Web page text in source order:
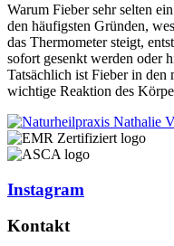
Warum Fieber sehr selten
den häufigsten Gründen,
das Thermometer steigt,
sofort gesenkt werden oder
Tatsächlich ist Fieber in den
wichtige Reaktion des
Instagram
Kontakt